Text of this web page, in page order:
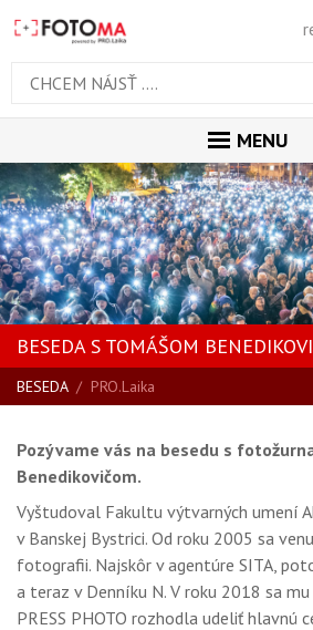
MENU
ÚVOD
MAGAZÍN
GALÉRIA
PORADŇA
SÚŤAŽE
KALENDÁR AKCIÍ
WORKSHOPY
OBCHOD
BESEDA S TOMÁŠOM
BESEDA/ PRO.Laika
Pozývame vás na besedu s
Benedikovičom.
Vyštudoval Fakultu výtvarných umení
v Banskej Bystrici. Od roku 2005 sa
fotografii. Najskôr v agentúre SITA,
a teraz v Denníku N. V roku 2018 sa
PRESS PHOTO rozhodla udeliť hlavnú